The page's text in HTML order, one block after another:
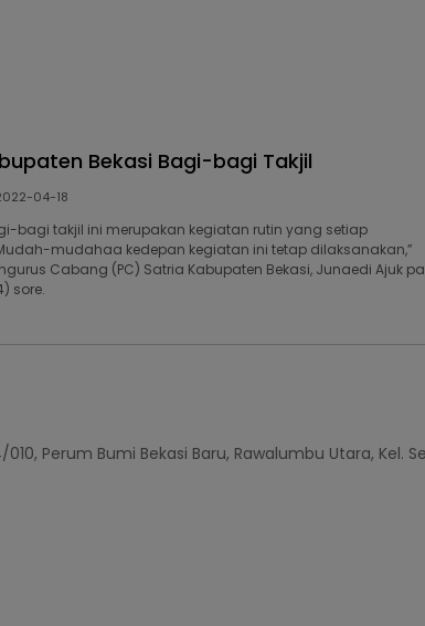
Bekasi Bagi-bagi Takjil
04-18
bagi takjil ini merupakan kegiatan rutin yang setiap
mudahaa kedepan kegiatan ini tetap dilaksanakan,”
Cabang (PC) Satria Kabupaten Bekasi, Junaedi Ajuk
sore.
010, Perum Bumi Bekasi Baru, Rawalumbu Utara, Kel.